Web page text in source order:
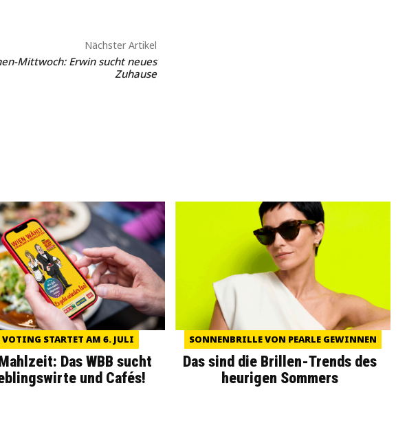
Nächster Artikel
Mittwoch: Erwin sucht neues
Zuhause
VOTING STARTET AM 6. JULI
Das WBB sucht
und Cafés!
SONNENBRILLE VON PEARLE GEWINNEN
Das sind die Brillen-Trends des
heurigen Sommers